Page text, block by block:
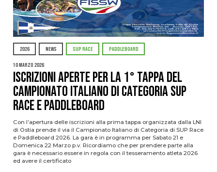
2026 NEWS SUP RACE PADDLEBOARD
10 Marzo 2026
Iscrizioni aperte per la 1° tappa del
Campionato Italiano di Categoria SUP
Race e Paddleboard
Con l’apertura delle iscrizioni alla prima tappa organizzata dalla LNI
di Ostia prende il via il Campionato Italiano di Categoria di SUP Race
e Paddleboard 2026. La gara è in programma per Sabato 21 e
Domenica 22 Marzo p.v. Ricordiamo che per prendere parte alla
gara è necessario essere in regola con il tesseramento atleta 2026
ed avere il certificato